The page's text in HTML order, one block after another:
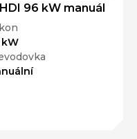
96 kW manuál
kW